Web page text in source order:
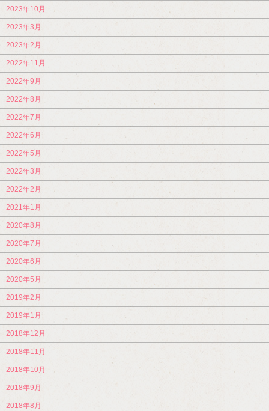
2023年10月
2023年3月
2023年2月
2022年11月
2022年9月
2022年8月
2022年7月
2022年6月
2022年5月
2022年3月
2022年2月
2021年1月
2020年8月
2020年7月
2020年6月
2020年5月
2019年2月
2019年1月
2018年12月
2018年11月
2018年10月
2018年9月
2018年8月